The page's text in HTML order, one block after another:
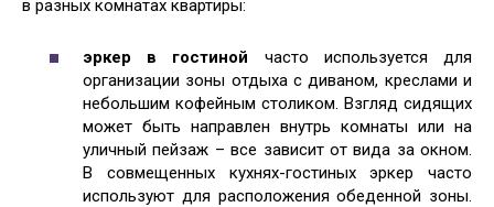
в разных комнатах квартиры:
эркер в гостиной часто используется для
организации зоны отдыха с диваном, креслами и
небольшим кофейным столиком. Взгляд сидящих
может быть направлен внутрь комнаты или на
уличный пейзаж – все зависит от вида за окном.
В совмещенных кухнях-гостиных эркер часто
используют для расположения обеденной зоны.